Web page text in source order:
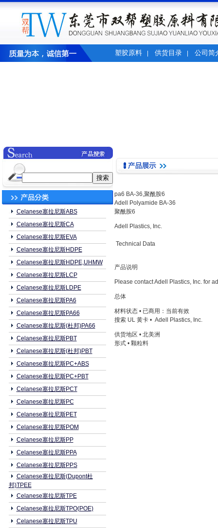
塑胶原料 供货目录 公司简
Celanese塞拉尼斯ABS
Celanese塞拉尼斯CA
Celanese塞拉尼斯EVA
Celanese塞拉尼斯HDPE
Celanese塞拉尼斯HDPE,UHMW
Celanese塞拉尼斯LCP
Celanese塞拉尼斯LDPE
Celanese塞拉尼斯PA6
Celanese塞拉尼斯PA66
Celanese塞拉尼斯(杜邦)PA66
Celanese塞拉尼斯PBT
Celanese塞拉尼斯(杜邦)PBT
Celanese塞拉尼斯PC+ABS
Celanese塞拉尼斯PC+PBT
Celanese塞拉尼斯PCT
Celanese塞拉尼斯PC
Celanese塞拉尼斯PET
Celanese塞拉尼斯POM
Celanese塞拉尼斯PP
Celanese塞拉尼斯PPA
Celanese塞拉尼斯PPS
Celanese塞拉尼斯(Dupont杜
邦)TPEE
Celanese塞拉尼斯TPE
Celanese塞拉尼斯TPO(POE)
Celanese塞拉尼斯TPU
pa6 BA-36,聚酰胺6
Adell Polyamide BA-36
聚酰胺6
Adell Plastics, Inc.
Technical Data
产品说明
Please contact Adell Plastics, Inc. for
总体
材料状态 • 已商用：当前有效
搜索 UL 黄卡 • Adell Plastics, Inc.
供货地区 • 北美洲
形式 • 颗粒料